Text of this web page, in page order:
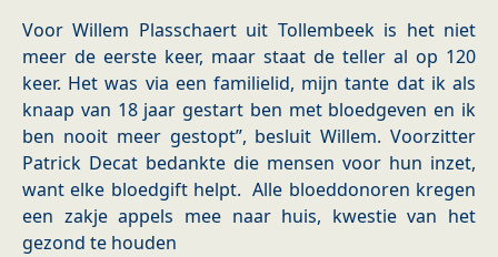
Voor Willem Plasschaert uit Tollembeek is het niet
meer de eerste keer, maar staat de teller al op 120
keer. Het was via een familielid, mijn tante dat ik als
knaap van 18 jaar gestart ben met bloedgeven en ik
ben nooit meer gestopt”, besluit Willem. Voorzitter
Patrick Decat bedankte die mensen voor hun inzet,
want elke bloedgift helpt. Alle bloeddonoren kregen
een zakje appels mee naar huis, kwestie van het
gezond te houden